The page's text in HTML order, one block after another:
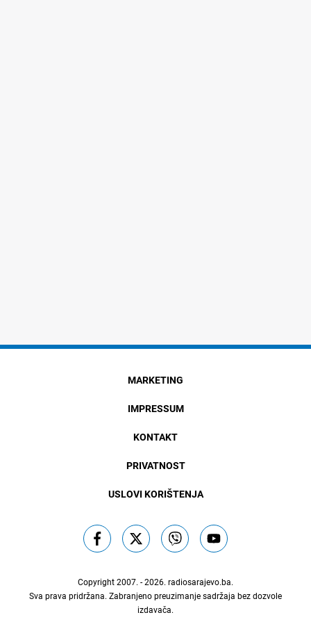
MARKETING
IMPRESSUM
KONTAKT
PRIVATNOST
USLOVI KORIŠTENJA
Copyright 2007. - 2026. radiosarajevo.ba.
Sva prava pridržana. Zabranjeno preuzimanje sadržaja bez dozvole
izdavača.